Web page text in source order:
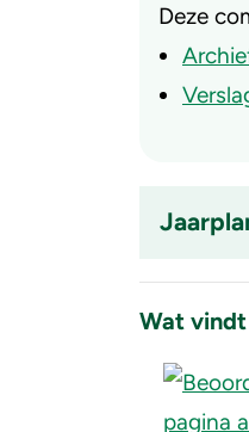
Deze
is
ingeklapt
Wat